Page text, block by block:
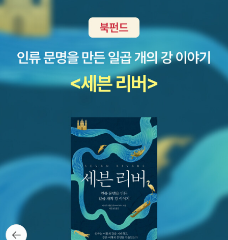
다. 달콤한 빵과 과자를 좋아하는 찍찍이는 말을 타고 다니면서 길을
지나는 동물들에게 과자를 내놓으라고 위협한다. 마땅히 기뻐해야 할
일이겠으나 키 작은 아이를 둔 엄마 입장에서는 너무나 안타까운 일
로, 작은 아이가 최근에 초경을 시작했다.ㅠㅠ 내가 초경을 시작했을
때 어떤 마음이 들었는지 떠올려 보기에는 너무 오랜 시간이 흘렀기
점~^^-------------------------------------------------------
(책소개글) 초경을 시작한 여자아이의 마음을 섬세한 글과 상징적인
그림으로 표현한 그림책이다. 월경을 삶의 일부로 받아들이며 여성으
로 성장해나가는 모습을 아름답게 그려내, 여성성의 소중함과 긍정적
의미를 전해준다. 주제를 지나치게 부각시키지 않으면서도 잔잔하게
마음을 건드리는 글과 완성도 높은 그림은 예술적 감동까지 함께 전
하고 있다.한 권 더 꼽자면... 올 초에 가족여행 차 들린 사찰 지붕 아
랫쪽에 용 조각이 자리하고 있는 것이 인상적이어서 사진을 찍기도
뒤로가
기